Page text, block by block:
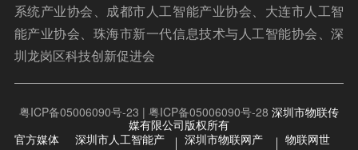
系统产业协会、成都市人工智能产业协会、大连市人工智
能产业协会、珠海市新一代信息技术与人工智能协会、深
圳龙岗区科技创新促进会
粤ICP备05006090号-23 | 粤ICP备05006090号-28 深圳市物联传
媒有限公司版权所有
官方媒体
深圳市人工智能产
深圳市物联网产
物联网世